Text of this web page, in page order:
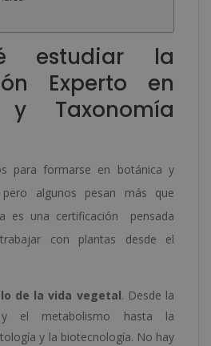
estudiar la
Experto en
y Taxonomía
para formarse en botánica y
algunos pesan más que
es una certificación pensada
con plantas desde el
de la vida vegetal. Desde la
y el metabolismo hasta la
y la biotecnología. No hay